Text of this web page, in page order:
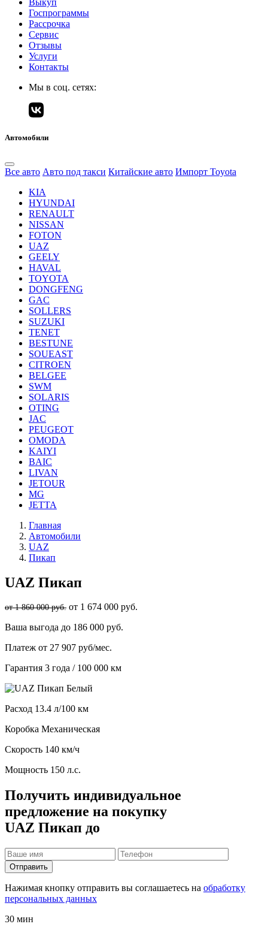
Выкуп
Госпрограммы
Рассрочка
Сервис
Отзывы
Услуги
Контакты
Мы в соц. сетях:
Автомобили
Все авто Авто под такси Китайские авто Импорт Toyota
KIA
HYUNDAI
RENAULT
NISSAN
FOTON
UAZ
GEELY
HAVAL
TOYOTA
DONGFENG
GAC
SOLLERS
SUZUKI
TENET
BESTUNE
SOUEAST
CITROEN
BELGEE
SWM
SOLARIS
OTING
JAC
PEUGEOT
OMODA
KAIYI
BAIC
LIVAN
JETOUR
MG
JETTA
Главная
Автомобили
UAZ
Пикап
UAZ Пикап
от 1 860 000 руб. от 1 674 000 руб.
Ваша выгода до 186 000 руб.
Платеж от 27 907 руб/мес.
Гарантия 3 года / 100 000 км
Расход 13.4 л/100 км
Коробка Механическая
Скорость 140 км/ч
Мощность 150 л.с.
Получить индивидуальное
предложение на покупку
UAZ Пикап до
Отправить
Нажимая кнопку отправить вы соглашаетесь на обработку
персональных данных
30 мин